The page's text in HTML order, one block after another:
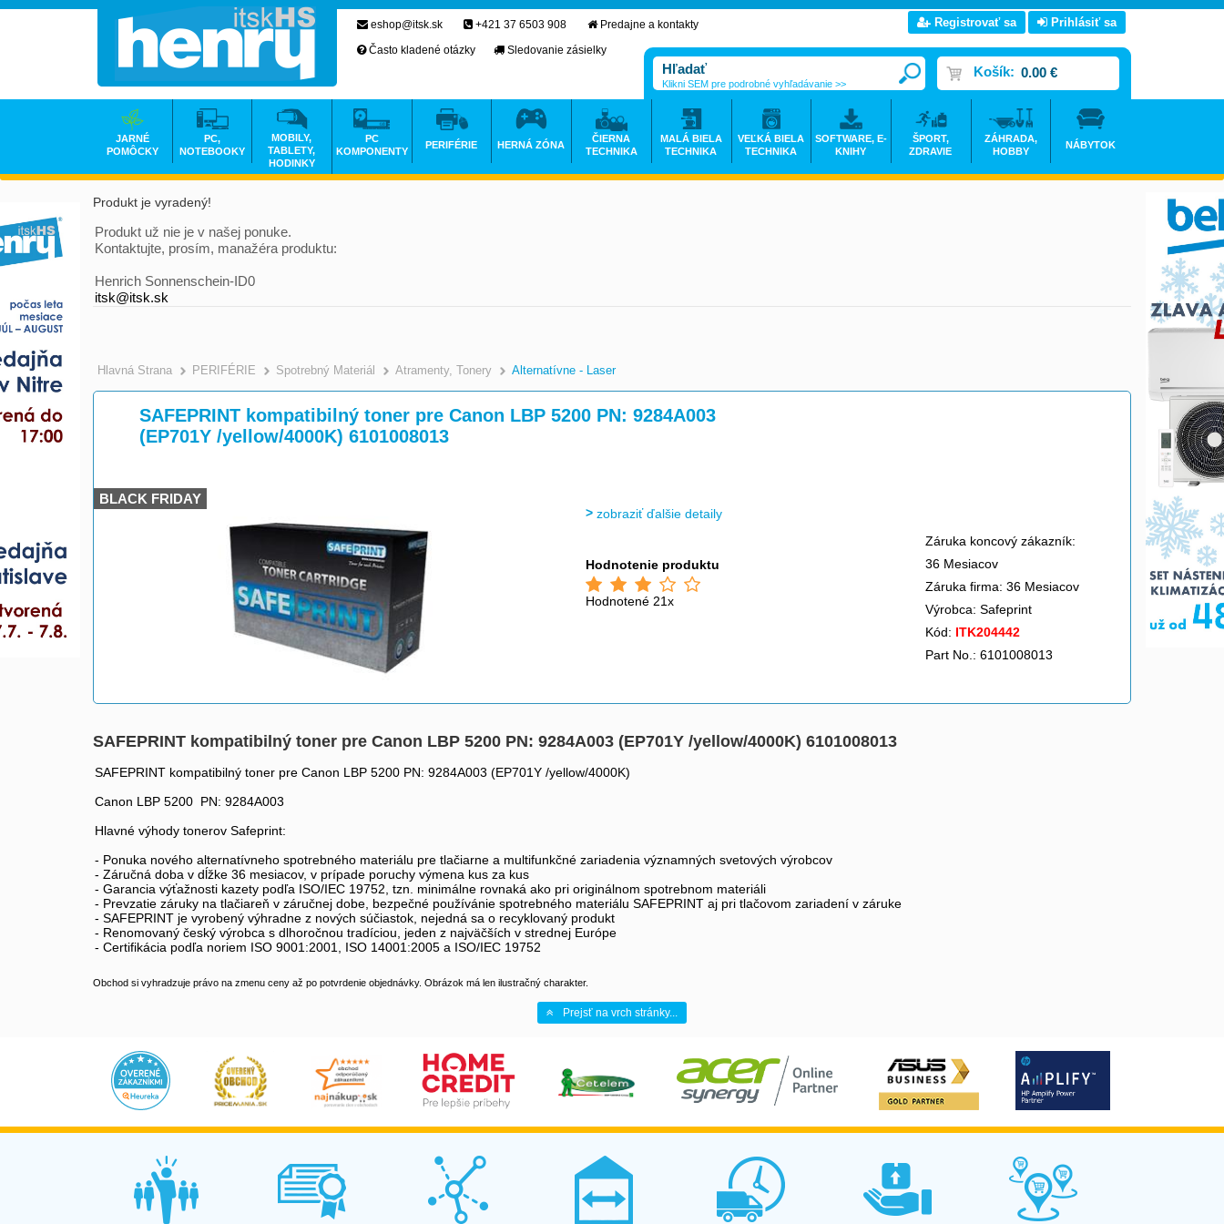
Produkt je vyradený!
Produkt už nie je v našej ponuke.
Kontaktujte, prosím, manažéra produktu:
Henrich Sonnenschein-ID0
itsk@itsk.sk
Hlavná Strana >
PERIFÉRIE >
Spotrebný Materiál >
Atramenty, Tonery >
Alternatívne - Laser
SAFEPRINT kompatibilný toner pre Canon LBP 5200 PN: 9284A003
(EP701Y /yellow/4000K) 6101008013
BLACK FRIDAY
zobraziť ďalšie detaily
Hodnotenie produktu
Hodnotené 21x
Záruka koncový zákazník:
36 Mesiacov
Záruka firma: 36 Mesiacov
Výrobca: Safeprint
Kód: ITK204442
Part No.: 6101008013
SAFEPRINT kompatibilný toner pre Canon LBP 5200 PN: 9284A003 (EP701Y /yellow/4000K) 6101008013
SAFEPRINT kompatibilný toner pre Canon LBP 5200 PN: 9284A003 (EP701Y /yellow/4000K)
Canon LBP 5200 PN: 9284A003
Hlavné výhody tonerov Safeprint:
- Ponuka nového alternatívneho spotrebného materiálu pre tlačiarne a multifunkčné zariadenia významných svetových výrobcov
- Záručná doba v dĺžke 36 mesiacov, v prípade poruchy výmena kus za kus
- Garancia výťažnosti kazety podľa ISO/IEC 19752, tzn. minimálne rovnaká ako pri originálnom spotrebnom materiáli
- Prevzatie záruky na tlačiareň v záručnej dobe, bezpečné používánie spotrebného materiálu SAFEPRINT aj pri tlačovom zariadení v záruke
- SAFEPRINT je vyrobený výhradne z nových súčiastok, nejedná sa o recyklovaný produkt
- Renomovaný český výrobca s dlhoročnou tradíciou, jeden z najväčších v strednej Európe
- Certifikácia podľa noriem ISO 9001:2001, ISO 14001:2005 a ISO/IEC 19752
Obchod si vyhradzuje právo na zmenu ceny až po potvrdenie objednávky. Obrázok má len ilustračný charakter.
Prejsť na vrch stránky...
eshop@itsk.sk +421 37 6503 908
Predajne a kontakty
Často kladené otázky
Sledovanie zásielky
Registrovať sa Prihlásiť sa
Košík: 0.00 €
Klikni SEM pre podrobné vyhľadávanie >>
JARNÉ
POMÔCKY
PC,
NOTEBOOKY
MOBILY,
TABLETY,
HODINKY
PC
KOMPONENTY
PERIFÉRIE HERNÁ ZÓNA
ČIERNA
TECHNIKA
MALÁ BIELA
TECHNIKA
VEĽKÁ BIELA
TECHNIKA
SOFTWARE, E-
KNIHY
ŠPORT,
ZDRAVIE
ZÁHRADA,
HOBBY
NÁBYTOK